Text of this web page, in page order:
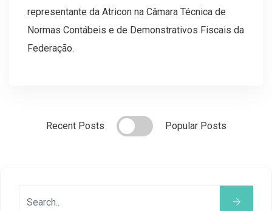
representante da Atricon na Câmara Técnica de
Normas Contábeis e de Demonstrativos Fiscais da
Federação.
Recent Posts Popular Posts